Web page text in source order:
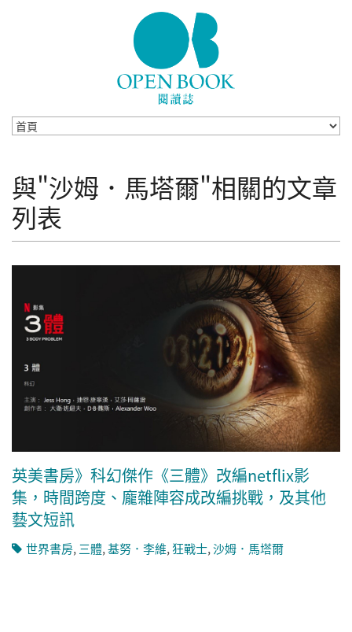
與"沙姆．馬塔爾"相關的文章
列表
英美書房》科幻傑作《三體》改編netflix影
集，時間跨度、龐雜陣容成改編挑戰，及其他
藝文短訊
世界書房,三體,基努．李維,狂戰士,沙姆．馬塔爾